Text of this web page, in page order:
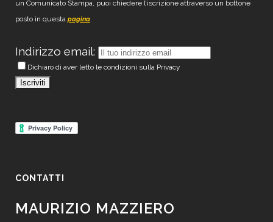
un Comunicato Stampa, puoi chiedere l’iscrizione attraverso un bottone
posto in questa pagina.
Indirizzo email:
Dichiaro di aver letto le condizioni sulla Privacy
CONTATTI
MAURIZIO MAZZIERO